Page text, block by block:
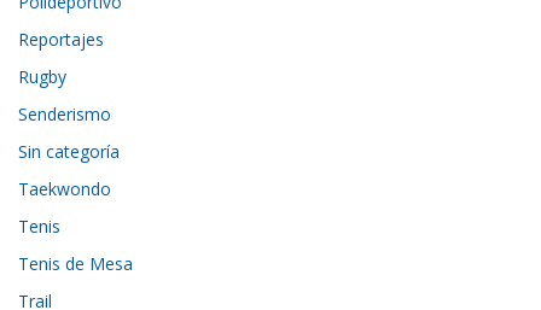
Reportajes
Rugby
Senderismo
Sin categoría
Taekwondo
Tenis
Tenis de Mesa
Trail